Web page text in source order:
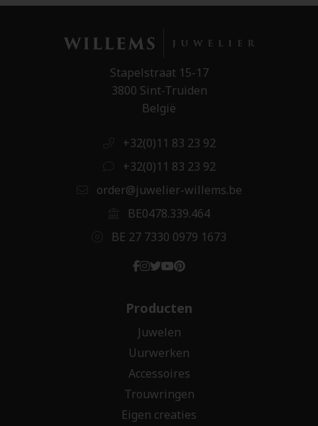
Stapelstraat 15-17
3800 Sint-Truiden
België
+32(0)11 83 23 92
+32(0)11 83 23 92
order@juwelier-willems.be
BE0478.339.464
BE 27 7330 0979 1673
Producten
Juwelen
Uurwerken
Accessoires
Trouwringen
Eigen creaties